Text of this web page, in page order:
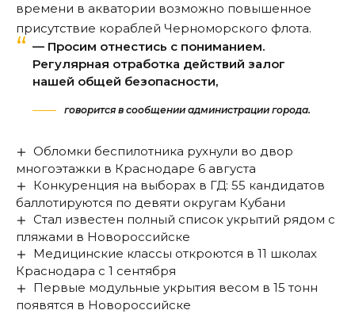
времени в акватории возможно повышенное
присутствие кораблей Черноморского флота.
— Просим отнестись с пониманием.
Регулярная отработка действий залог
нашей общей безопасности,
говорится в сообщении администрации города.
Обломки беспилотника рухнули во двор
многоэтажки в Краснодаре 6 августа
Конкуренция на выборах в ГД: 55 кандидатов
баллотируются по девяти округам Кубани
Стал известен полный список укрытий рядом с
пляжами в Новороссийске
Медицинские классы откроются в 11 школах
Краснодара с 1 сентября
Первые модульные укрытия весом в 15 тонн
появятся в Новороссийске